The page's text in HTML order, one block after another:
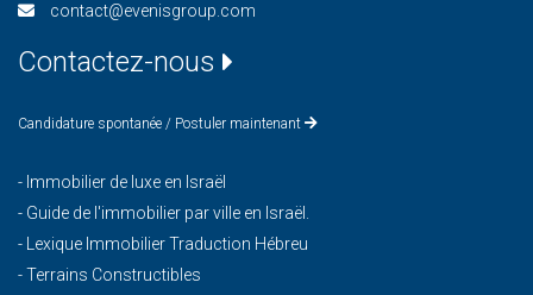
contact@evenisgroup.com
Contactez-nous
Candidature spontanée / Postuler maintenant
- Immobilier de luxe en Israël
- Guide de l'immobilier par ville en Israël.
-
Lexique Immobilier Traduction Hébreu
-Terrains Constructibles